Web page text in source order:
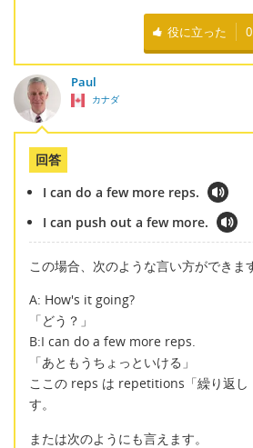
役に立った 0
Paul
カナダ
回答
I can do a few more reps.
I can push out a few more.
この場合、次のような言い方ができま
A: How's it going?
「どう？」
B:I can do a few more reps.
「あともうちょっといける」
ここの reps は repetitions「繰り返し
す。
または次のようにも言えます。